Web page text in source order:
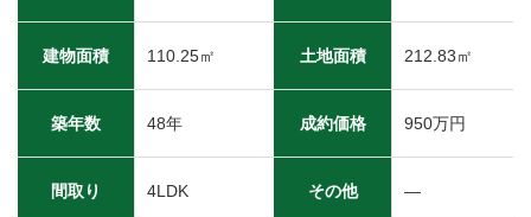
建物面積 110.25㎡ 土地面積 212.83㎡
築年数 48年 成約価格 950万円
間取り 4LDK その他 ―